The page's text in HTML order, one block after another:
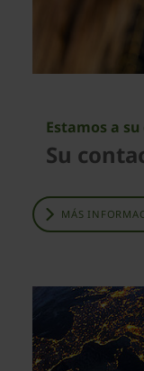
Estamos a
Su
MÁS